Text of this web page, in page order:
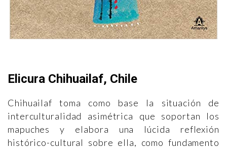
Elicura Chihuailaf, Chile
Chihuailaf toma como base la situación de
interculturalidad asimétrica que soportan los
mapuches y elabora una lúcida reflexión
histórico-cultural sobre ella, como fundamento